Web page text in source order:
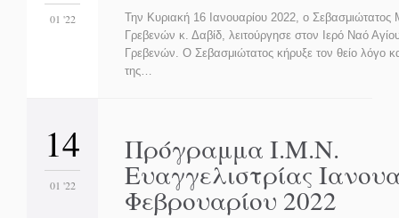
01 '22
Την Κυριακή 16 Ιανουαρίου 2022, ο Σεβασμιώτατος
Γρεβενών κ. Δαβίδ, λειτούργησε στον Ιερό Ναό
Γρεβενών. O Σεβασμιώτατος κήρυξε τον θείο λόγο
της…
14
01 '22
Πρόγραμμα Ι.Μ.Ν.
Ευαγγελιστρίας
Φεβρουαρίου 2022